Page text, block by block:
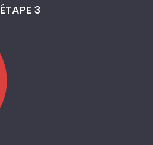
ÉTAPE 3